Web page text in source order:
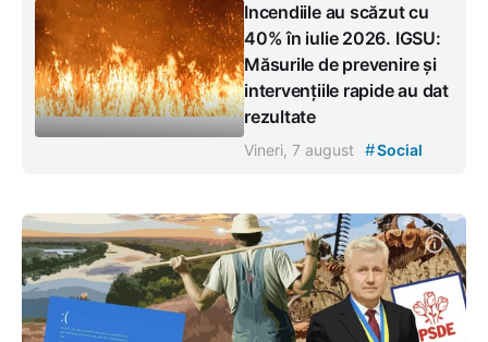
Incendiile au scăzut cu
40% în iulie 2026. IGSU:
Măsurile de prevenire și
intervențiile rapide au dat
rezultate
Vineri, 7 august #Social